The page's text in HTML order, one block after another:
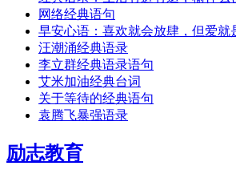
网络经典语句
早安心语：喜欢就会放肆，但爱就
汪潮涌经典语录
李立群经典语录语句
艾米加油经典台词
关于等待的经典语句
袁腾飞暴强语录
励志教育